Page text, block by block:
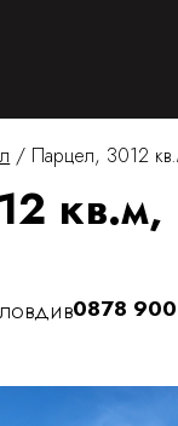
/ Парцел, 3012
кв.м,
0878